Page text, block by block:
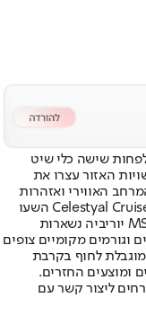
שישה כלי שיט
האזור עצרו את
האווירי ואזהרות
סביב מיצר הורמוז. החברות MSC Cruises ו-Celestyal Cruises השעו
הפלגות, לפי The Independent. אוניות כמו MSC יוריביה נשארות
וגורמים מקומיים צופים
לחוף בקרבת
ומוצעים החזרים.
ליצור קשר עם